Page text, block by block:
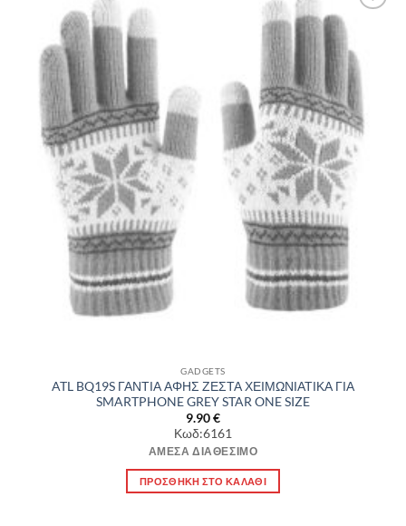
Πρόσθήκη
GADGETS
ATL BQ19S ΓΑΝΤΙΑ ΑΦΗΣ ΖΕΣΤΑ ΧΕΙΜΩΝΙΑΤΙΚΑ ΓΙΑ
SMARTPHONE GREY STAR ONE SIZE
9.90€
Κωδ:6161
ΆΜΕΣΑ ΔΙΑΘΈΣΙΜΟ
ΠΡΟΣΘΉΚΗ ΣΤΟ ΚΑΛΆΘΙ